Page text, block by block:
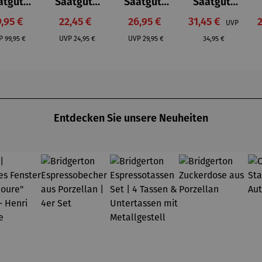
L
-
€
Regulärer Preis:
99,95 €
Holzbox S
- Herbst
Verkaufspreis:
22,45 €
UVP Regulärer Preis:
24,95 €
Holzbox S
-
Historisch
Verkaufspreis:
26,95 €
UVP Regulärer Preis:
29,95 €
Holzbox S
-
Hochbeet
Verkaufspreis:
31,45 €
UVP
Regulärer Preis:
34,95 €
Entdecken Sie unsere Neuheiten